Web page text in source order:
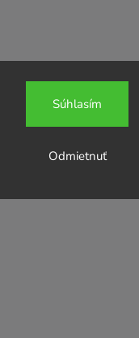
Odmietnuť
Súhlasím